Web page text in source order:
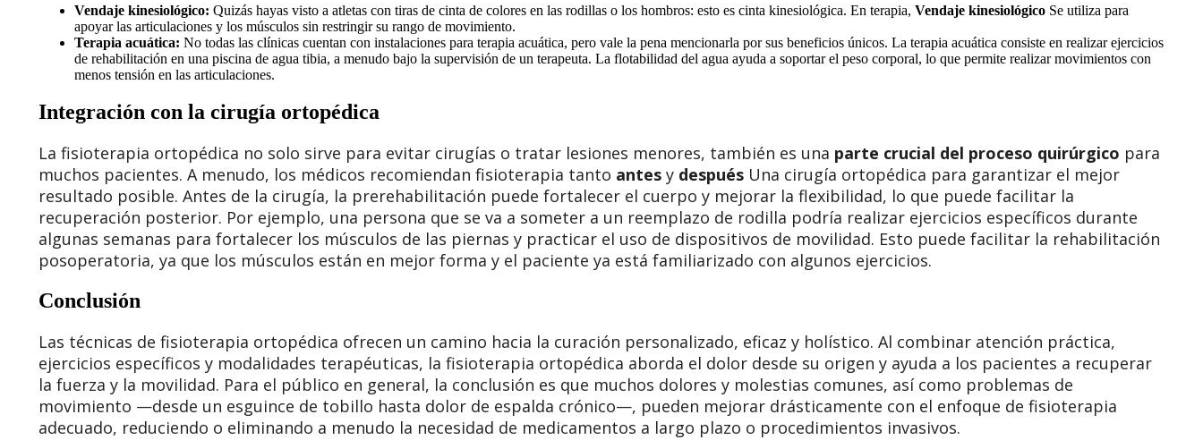
Vendaje kinesiológico: Quizás hayas visto a atletas con tiras de cinta de colores en las rodillas o los hombros: esto es cinta kinesiológica. En terapia, Vendaje kinesiológico Se utiliza para
apoyar las articulaciones y los músculos sin restringir su rango de movimiento.
Terapia acuática: No todas las clínicas cuentan con instalaciones para terapia acuática, pero vale la pena mencionarla por sus beneficios únicos. La terapia acuática consiste en realizar ejercicios
de rehabilitación en una piscina de agua tibia, a menudo bajo la supervisión de un terapeuta. La flotabilidad del agua ayuda a soportar el peso corporal, lo que permite realizar movimientos con
menos tensión en las articulaciones.
Integración con la cirugía ortopédica
La fisioterapia ortopédica no solo sirve para evitar cirugías o tratar lesiones menores, también es una parte crucial del proceso quirúrgico para
muchos pacientes. A menudo, los médicos recomiendan fisioterapia tanto antes y después Una cirugía ortopédica para garantizar el mejor
resultado posible. Antes de la cirugía, la prerehabilitación puede fortalecer el cuerpo y mejorar la flexibilidad, lo que puede facilitar la
recuperación posterior. Por ejemplo, una persona que se va a someter a un reemplazo de rodilla podría realizar ejercicios específicos durante
algunas semanas para fortalecer los músculos de las piernas y practicar el uso de dispositivos de movilidad. Esto puede facilitar la rehabilitación
posoperatoria, ya que los músculos están en mejor forma y el paciente ya está familiarizado con algunos ejercicios.
Conclusión
Las técnicas de fisioterapia ortopédica ofrecen un camino hacia la curación personalizado, eficaz y holístico. Al combinar atención práctica,
ejercicios específicos y modalidades terapéuticas, la fisioterapia ortopédica aborda el dolor desde su origen y ayuda a los pacientes a recuperar
la fuerza y la movilidad. Para el público en general, la conclusión es que muchos dolores y molestias comunes, así como problemas de
movimiento —desde un esguince de tobillo hasta dolor de espalda crónico—, pueden mejorar drásticamente con el enfoque de fisioterapia
adecuado, reduciendo o eliminando a menudo la necesidad de medicamentos a largo plazo o procedimientos invasivos.